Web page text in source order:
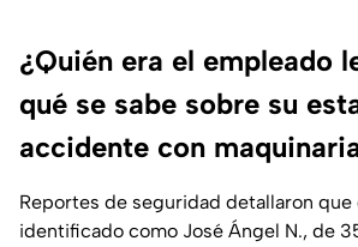
¿Quién era el empleado
qué se sabe sobre su
accidente con
Reportes de seguridad detallaron
identificado como José Ángel N., de